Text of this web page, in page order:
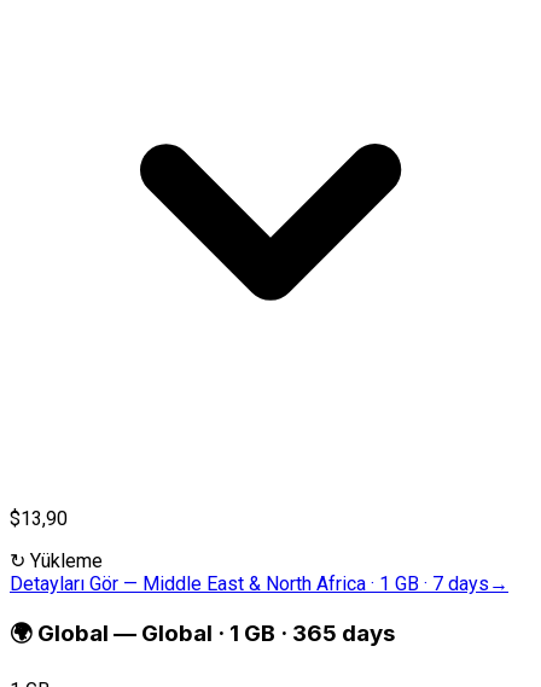
$13,90
↻ Yükleme
Detayları Gör — Middle East & North Africa · 1 GB · 7 days →
🌍 Global — Global · 1 GB · 365 days